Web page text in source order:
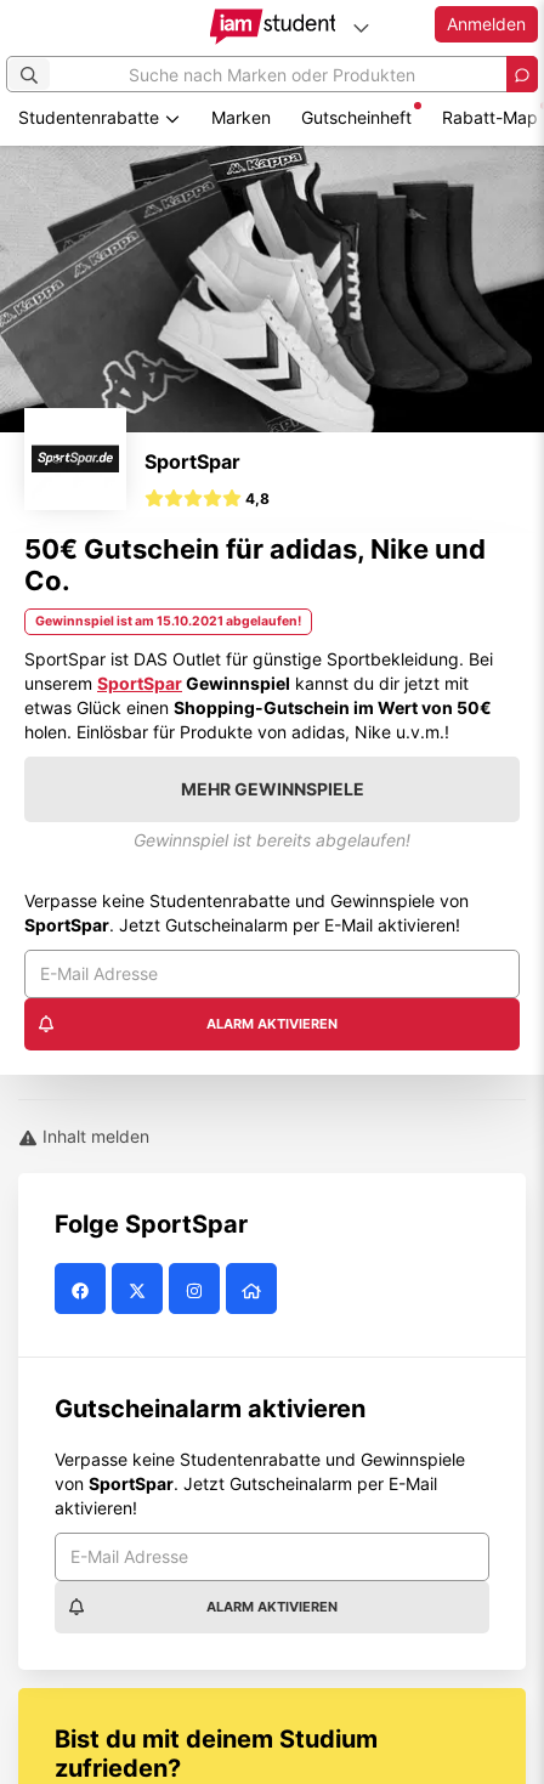
Zum
Hauptinhalt
Anmelden
Studentenrabatte Marken Gutscheinheft Rabatt-Map
SportSpar
4,8
50€ Gutschein für adidas, Nike und
Co.
Gewinnspiel ist am 15.10.2021 abgelaufen!
SportSpar ist DAS Outlet für günstige Sportbekleidung. Bei
unserem SportSparGewinnspiel kannst du dir jetzt mit
etwas Glück einen Shopping-Gutschein im Wert von 50€
holen. Einlösbar für Produkte von adidas, Nike u.v.m.!
MEHR GEWINNSPIELE
Gewinnspiel ist bereits abgelaufen!
Verpasse keine Studentenrabatte und Gewinnspiele von
SportSpar. Jetzt Gutscheinalarm per E-Mail aktivieren!
ALARM AKTIVIEREN
Inhalt melden
Folge SportSpar
Gutscheinalarm aktivieren
Verpasse keine Studentenrabatte und Gewinnspiele
von SportSpar. Jetzt Gutscheinalarm per E-Mail
aktivieren!
ALARM AKTIVIEREN
Bist du mit deinem Studium
zufrieden?